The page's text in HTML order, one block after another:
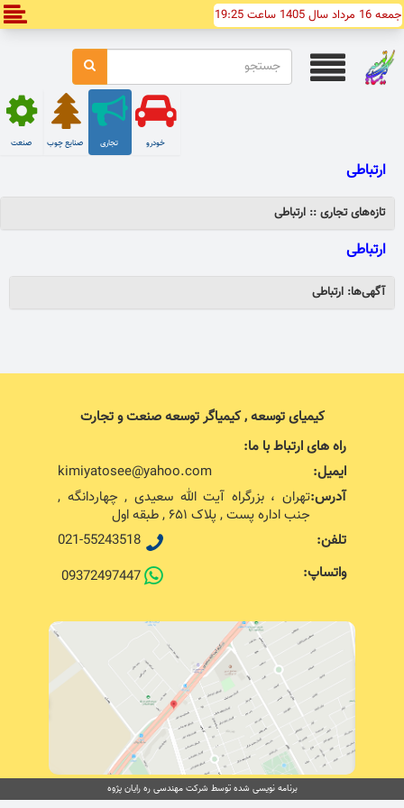
جمعه 16 مرداد سال 1405 ساعت 19:25
صنعت صنایع چوب تجاری خودرو
ارتباطی
تازه‌های تجاری :: ارتباطی
ارتباطی
آگهی‌ها: ارتباطی
کیمیای توسعه , کیمیاگر توسعه صنعت و تجارت
راه های ارتباط با ما:
ایمیل:
kimiyatosee@yahoo.com
آدرس:تهران ، بزرگراه آیت الله سعیدی , چهاردانگه ,
جنب اداره پست , پلاک ۶۵۱ , طبقه اول
تلفن:
021-55243518
واتساپ:
09372497447
برنامه نویسی شده توسط شرکت مهندسی ره رایان پژوه